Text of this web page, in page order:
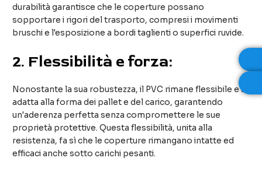
durabilità garantisce che le coperture possano
sopportare i rigori del trasporto, compresi i movimenti
bruschi e l'esposizione a bordi taglienti o superfici ruvide.
2. Flessibilità e forza:
Nonostante la sua robustezza, il PVC rimane flessibile e si
adatta alla forma dei pallet e del carico, garantendo
un'aderenza perfetta senza compromettere le sue
proprietà protettive. Questa flessibilità, unita alla
resistenza, fa sì che le coperture rimangano intatte ed
efficaci anche sotto carichi pesanti.